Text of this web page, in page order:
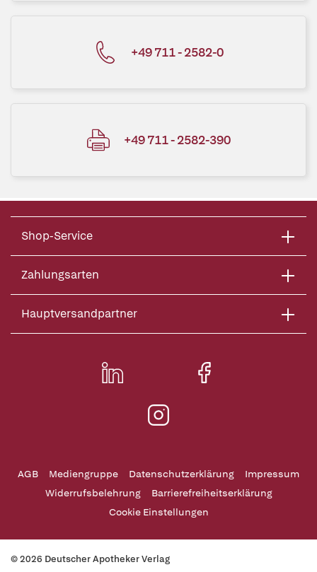
+49 711 - 2582-0
+49 711 - 2582-390
Shop-Service
Zahlungsarten
Hauptversandpartner
AGB Mediengruppe Datenschutzerklärung
Impressum
Widerrufsbelehrung
Barrierefreiheitserklärung
Cookie Einstellungen
© 2026 Deutscher Apotheker Verlag